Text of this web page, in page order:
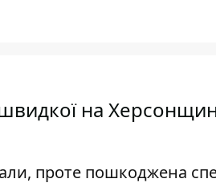
на
проте пошкоджена